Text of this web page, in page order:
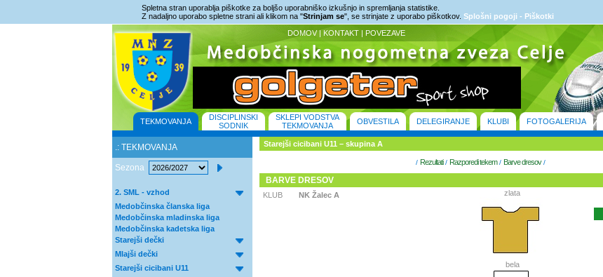
Spletna stran uporablja piškotke za boljšo uporabniško izkušnjo in spremljanja statistike.
Z nadaljno uporabo spletne strani ali klikom na "Strinjam se", se strinjate z uporabo piškotkov. Splošni pogoji - Piškotki
DOMOV | KONTAKT | POVEZAVE
TEKMOVANJA
DISCIPLINSKI
SODNIK
SKLEPI VODSTVA
TEKMOVANJA
OBVESTILA DELEGIRANJE KLUBI FOTOGALERIJA
.: TEKMOVANJA
Sezona
2. SML - vzhod
Medobčinska članska liga
Medobčinska mladinska liga
Medobčinska kadetska liga
Starejši dečki
Mlajši dečki
Starejši cicibani U11
Starejši cicibani U11 – skupina A
/ Rezultati/ Razporedi tekem/ Barve dresov/
BARVE DRESOV
KLUB NK Žalec A zlata
bela